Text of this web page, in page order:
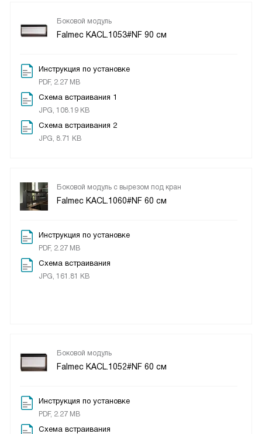
Боковой модуль
Falmec KACL.1053#NF 90 см
Инструкция по установке
PDF, 2.27 MB
Схема встраивания 1
JPG, 108.19 KB
Схема встраивания 2
JPG, 8.71 KB
Боковой модуль с вырезом под кран
Falmec KACL.1060#NF 60 см
Инструкция по установке
PDF, 2.27 MB
Схема встраивания
JPG, 161.81 KB
Боковой модуль
Falmec KACL.1052#NF 60 см
Инструкция по установке
PDF, 2.27 MB
Схема встраивания